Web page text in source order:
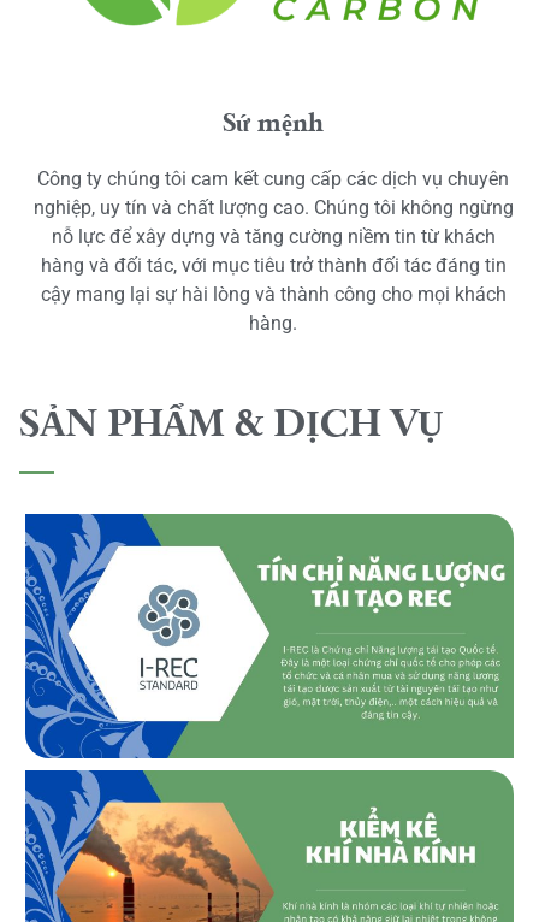
Sứ mệnh
Công ty chúng tôi cam kết cung cấp các dịch vụ chuyên
nghiệp, uy tín và chất lượng cao. Chúng tôi không ngừng
nỗ lực để xây dựng và tăng cường niềm tin từ khách
hàng và đối tác, với mục tiêu trở thành đối tác đáng tin
cậy mang lại sự hài lòng và thành công cho mọi khách
hàng.
SẢN PHẨM & DỊCH VỤ